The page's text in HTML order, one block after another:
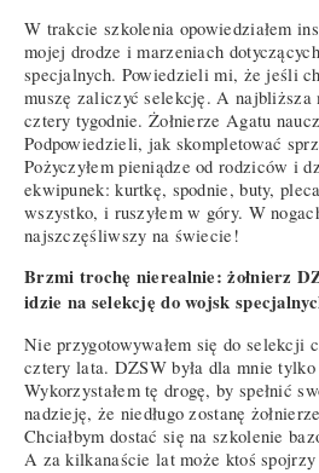
W trakcie szkolenia opowiedziałem
mojej drodze i marzeniach
specjalnych. Powiedzieli mi, że jeśli
muszę zaliczyć selekcję. A najbliższa
cztery tygodnie. Żołnierze Agatu
Podpowiedzieli, jak skompletować
Pożyczyłem pieniądze od rodziców i
ekwipunek: kurtkę, spodnie, buty,
wszystko, i ruszyłem w góry. W
najszczęśliwszy na świecie!
Brzmi trochę nierealnie: żołnierz
idzie na selekcję do wojsk
Nie przygotowywałem się do selekcji
cztery lata. DZSW była dla mnie tylko
Wykorzystałem tę drogę, by spełnić
nadzieję, że niedługo zostanę
Chciałbym dostać się na szkolenie
A za kilkanaście lat może ktoś